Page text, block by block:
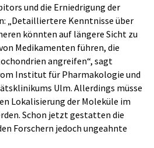
und die Erniedrigung der
„Detailliertere Kenntnisse über
könnten auf längere Sicht zu
Medikamenten führen, die
angreifen“, sagt
Institut für Pharmakologie und
Ulm. Allerdings müsse
Lokalisierung der Moleküle im
Schon jetzt gestatten die
Forschern jedoch ungeahnte